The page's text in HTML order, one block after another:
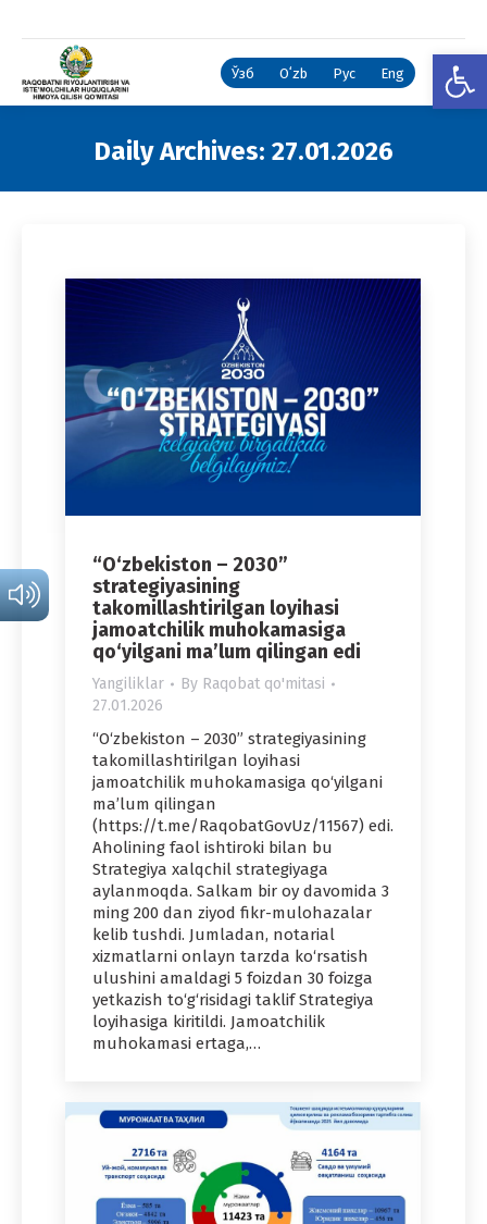
Ўзб Oʻzb Рус Eng
Daily Archives: 27.01.2026
“O‘zbekiston – 2030”
strategiyasining
takomillashtirilgan loyihasi
jamoatchilik muhokamasiga
qo‘yilgani ma’lum qilingan edi
Yangiliklar By Raqobat qo'mitasi
27.01.2026
“O‘zbekiston – 2030” strategiyasining
takomillashtirilgan loyihasi
jamoatchilik muhokamasiga qo‘yilgani
ma’lum qilingan
(https://t.me/RaqobatGovUz/11567) edi.
Aholining faol ishtiroki bilan bu
Strategiya xalqchil strategiyaga
aylanmoqda. Salkam bir oy davomida 3
ming 200 dan ziyod fikr-mulohazalar
kelib tushdi. Jumladan, notarial
xizmatlarni onlayn tarzda ko‘rsatish
ulushini amaldagi 5 foizdan 30 foizga
yetkazish to‘g‘risidagi taklif Strategiya
loyihasiga kiritildi. Jamoatchilik
muhokamasi ertaga,…